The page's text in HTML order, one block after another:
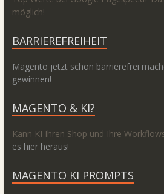
möglich!
BARRIEREFREIHEIT
Magento jetzt schon barrierefrei
gewinnen!
MAGENTO & KI?
Kann KI Ihren Shop und Ihre
es hier heraus!
MAGENTO KI PROMPTS